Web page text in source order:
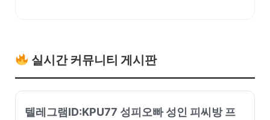
실시간 커뮤니티 게시판
텔레그램ID:KPU77 성피오빠 성인 피씨방 프